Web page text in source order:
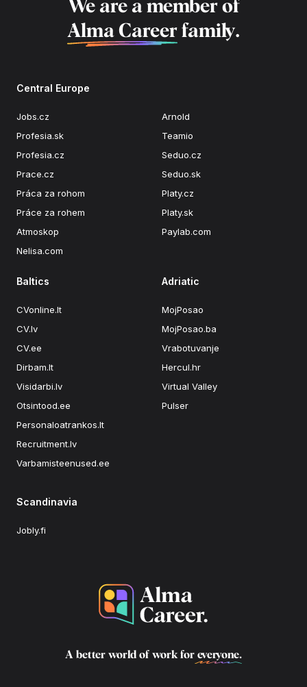
We are a member of
Alma Career family.
Central Europe
Jobs.cz
Profesia.sk
Profesia.cz
Prace.cz
Práca za rohom
Práce za rohem
Atmoskop
Nelisa.com
Arnold
Teamio
Seduo.cz
Seduo.sk
Platy.cz
Platy.sk
Paylab.com
Baltics
CVonline.lt
CV.lv
CV.ee
Dirbam.lt
Visidarbi.lv
Otsintood.ee
Personaloatrankos.lt
Recruitment.lv
Varbamisteenused.ee
Adriatic
MojPosao
MojPosao.ba
Vrabotuvanje
Hercul.hr
Virtual Valley
Pulser
Scandinavia
Jobly.fi
A better world of work for everyone.